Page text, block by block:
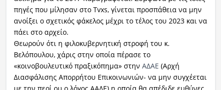
πηγές που μίλησαν στο Tvxs, γίνεται προσπάθεια να μην
ανοίξει ο σχετικός φάκελος μέχρι το τέλος του 2023 και να
πάει στο αρχείο.
Θεωρούν ότι η φιλοκυβερνητική στροφή του κ.
Βελόπουλου, χάρις στην οποία πέρασε το
«κοινοβουλευτικό πραξικόπημα» στην ΑΔΑΕ (Αρχή
Διασφάλισης Απορρήτου Επικοινωνιών- να μην συγχέεται
με την περί ου ο λόγος ΑΑΔΕ) η οποία θα απέδιδε ευθύνες